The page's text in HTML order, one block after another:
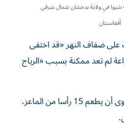
شيوا في ولاية بدخشان شمال شرقي
أفغانستان
ضفاف النهر «قد اختفى
لم تعد ممكنة بسبب «الرياح
ولم يعد باستطاعته حاليا سوى أن يطعم 15 رأسا من الماعز،